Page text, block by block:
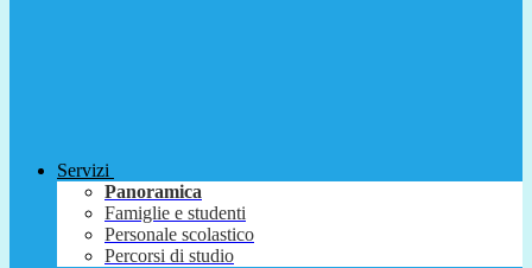
Servizi
Panoramica
Famiglie e studenti
Personale scolastico
Percorsi di studio